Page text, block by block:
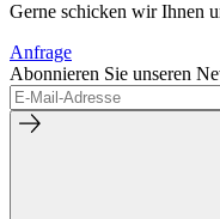
Gerne schicken wir Ihnen
Anfrage
Abonnieren Sie unseren